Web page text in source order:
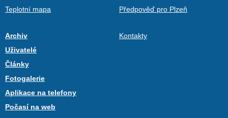
Teplotní mapa
Předpověď pro Plzeň
Archiv
Uživatelé
Články
Fotogalerie
Aplikace na telefony
Počasí na web
Kontakty